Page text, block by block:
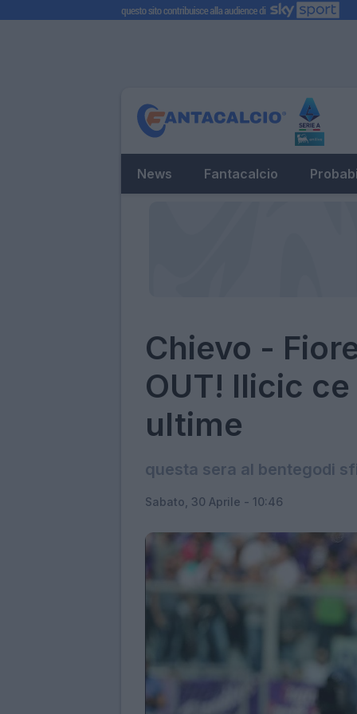
News Fantacalcio
Chievo -
OUT! Ilicic
ultime
questa sera al bentegodi
Sabato, 30 Aprile - 10:46